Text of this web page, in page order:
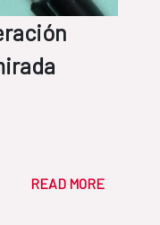
READ MORE